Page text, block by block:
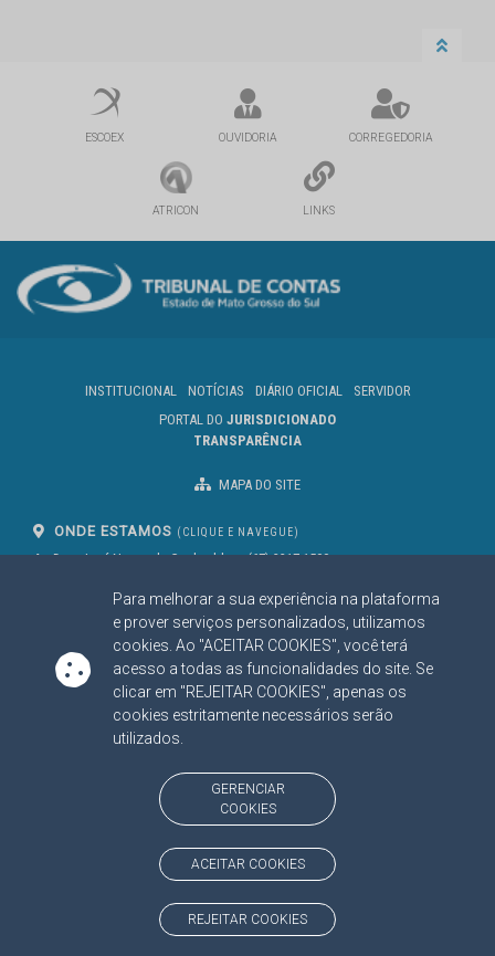
Para melhorar a sua experiência na plataforma
e prover serviços personalizados, utilizamos
cookies. Ao "ACEITAR COOKIES", você terá
acesso a todas as funcionalidades do site. Se
clicar em "REJEITAR COOKIES", apenas os
cookies estritamente necessários serão
utilizados.
GERENCIAR
COOKIES
ACEITAR COOKIES
REJEITAR COOKIES
ESCOEX OUVIDORIA CORREGEDORIA
ATRICON LINKS
INSTITUCIONAL NOTÍCIAS DIÁRIO OFICIAL
SERVIDOR
PORTAL DO JURISDICIONADO
TRANSPARÊNCIA
MAPA DO SITE
ONDE ESTAMOS (CLIQUE E NAVEGUE)
Av. Des. José Nunes da Cunha, bloco
Campo Grande/MS
CEP: 79031-310
(67) 3317-1500
SIGA NOSSAS REDES SOCIAIS
Linked InYoutube
Facebook
X
BAIXE NOSSO APLICATIVO
https://www.tce.ms.gov.br